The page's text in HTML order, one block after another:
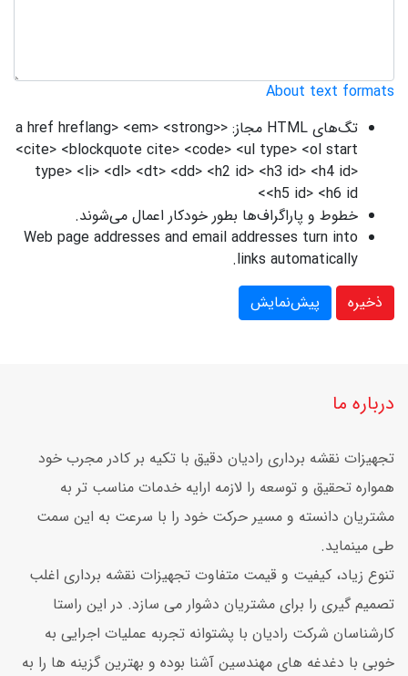
About text formats
تگ‌های HTML مجاز: <a href hreflang> <em> <strong>
<cite> <blockquote cite> <code> <ul type> <ol start
type> <li> <dl> <dt> <dd> <h2 id> <h3 id> <h4 id>
<h5 id> <h6 id>
خطوط و پاراگراف‌ها بطور خودکار اعمال می‌شوند.
Web page addresses and email addresses turn into
links automatically.
ذخیره
پیش‌نمایش
درباره ما
تجهیزات نقشه برداری رادیان دقیق با تکیه بر کادر مجرب خود
همواره تحقیق و توسعه را لازمه ارایه خدمات مناسب تر به
مشتریان دانسته و مسیر حرکت خود را با سرعت به این سمت
طی مینماید.
تنوع زیاد، کیفیت و قیمت متفاوت تجهیزات نقشه برداری اغلب
تصمیم گیری را برای مشتریان دشوار می سازد. در این راستا
کارشناسان شرکت رادیان با پشتوانه تجربه عملیات اجرایی به
خوبی با دغدغه های مهندسین آشنا بوده و بهترین گزینه ها را به